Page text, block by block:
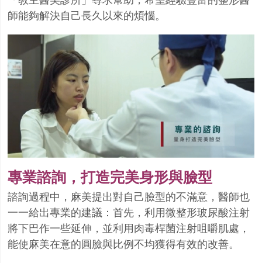
師能夠解決自己長久以來的煩惱。
專業諮詢，打造完美身形與臉型
諮詢過程中，麻美提出對自己臉型的不滿意，醫師也
一一給出專業的建議：首先，利用微整形玻尿酸注射
將下巴作一些延伸，並利用肉毒桿菌注射咀嚼肌處，
能使麻美在意的圓臉與比例不均獲得有效的改善。